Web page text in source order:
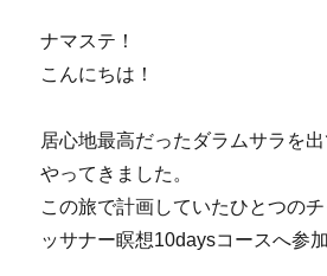
ナマステ！
こんにちは！
居心地最高だったダラムサラを
やってきました。
この旅で計画していたひとつの
ッサナー瞑想10daysコースへ参